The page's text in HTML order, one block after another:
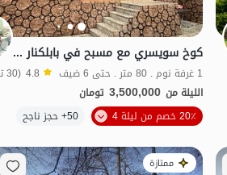
الموقع على الخريطة
طعام جيد
كوخ سويسري مع مسبح في بابلكنار - سياه دركا
1 غرفة نوم . 80 متر . حتى 6 ضيف 4.8 (30 تعليق)
الليلة من 3,500,000 تومان
20٪ خصم من ليلة 4
50+ حجز ناجح
ممتازة